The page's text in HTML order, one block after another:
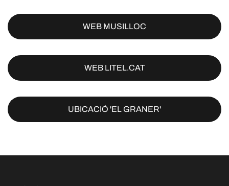
WEB MUSILLOC
WEB LITEL.CAT
UBICACIÓ 'EL GRANER'